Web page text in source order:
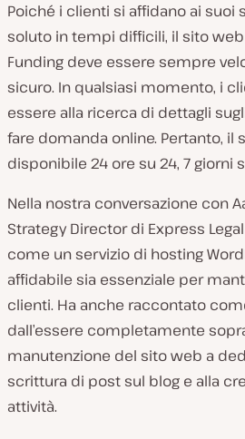
l
c
l
i
e
n
t
e
:
Poiché i clienti si affidano ai suoi
soluto in tempi difficili, il sito web
Funding deve essere sempre
sicuro. In qualsiasi momento, i
essere alla ricerca di dettagli
fare domanda online. Pertanto, il
disponibile 24 ore su 24, 7 giorni
Nella nostra conversazione con
Strategy Director di Express
come un servizio di hosting
affidabile sia essenziale per
clienti. Ha anche raccontato
dall’essere completamente
manutenzione del sito web a
scrittura di post sul blog e alla
attività.